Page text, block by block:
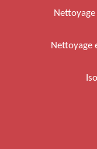
Nettoyage